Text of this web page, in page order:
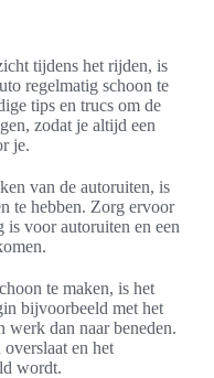
tijdens het rijden, is
regelmatig schoon te
tips en trucs om de
zodat je altijd een
je.
van de autoruiten, is
te hebben. Zorg ervoor
is voor autoruiten en een
te maken, is het
bijvoorbeeld met het
werk dan naar beneden.
en het
wordt.